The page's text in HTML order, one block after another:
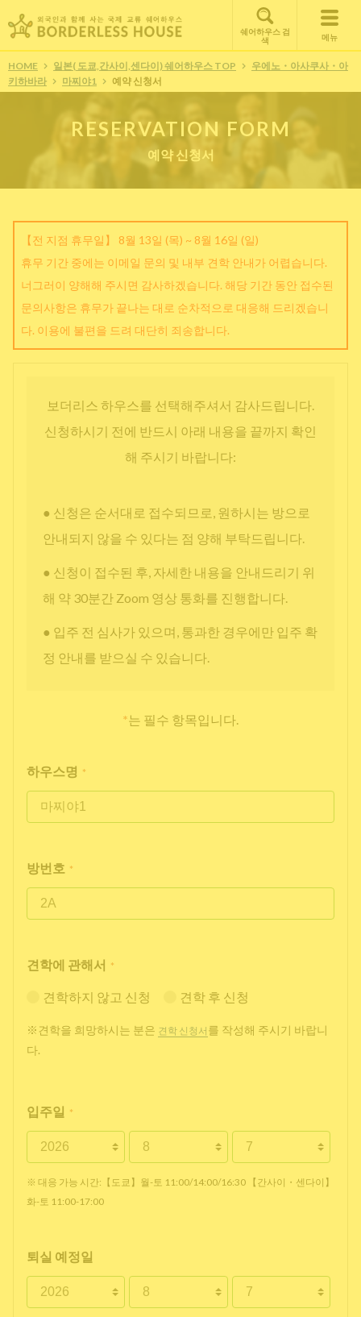
쉐어하우스 검
색
메뉴
HOME 일본( 도쿄,간사이,센다이) 쉐어하우스 TOP
우에노・아사쿠사・아
키하바라
마찌야1 예약 신청서
RESERVATION FORM
예약 신청서
【전 지점 휴무일】 8월 13일 (목) ~ 8월 16일 (일)
휴무 기간 중에는 이메일 문의 및 내부 견학 안내가 어렵습니다.
너그러이 양해해 주시면 감사하겠습니다. 해당 기간 동안 접수된
문의사항은 휴무가 끝나는 대로 순차적으로 대응해 드리겠습니
다. 이용에 불편을 드려 대단히 죄송합니다.
보더리스 하우스를 선택해주셔서 감사드립니다.
신청하시기 전에 반드시 아래 내용을 끝까지 확인
해 주시기 바랍니다:
● 신청은 순서대로 접수되므로, 원하시는 방으로
안내되지 않을 수 있다는 점 양해 부탁드립니다.
● 신청이 접수된 후, 자세한 내용을 안내드리기 위
해 약 30분간 Zoom 영상 통화를 진행합니다.
● 입주 전 심사가 있으며, 통과한 경우에만 입주 확
정 안내를 받으실 수 있습니다.
*는 필수 항목입니다.
하우스명 *
방번호 *
견학에 관해서 *
견학하지 않고 신청 견학 후 신청
※견학을 희망하시는 분은 견학 신청서 를 작성해 주시기 바랍니
다.
입주일 *
※ 대응 가능 시간:【도쿄】월-토 11:00/14:00/16:30 【간사이・센다이】
화-토 11:00-17:00
퇴실 예정일